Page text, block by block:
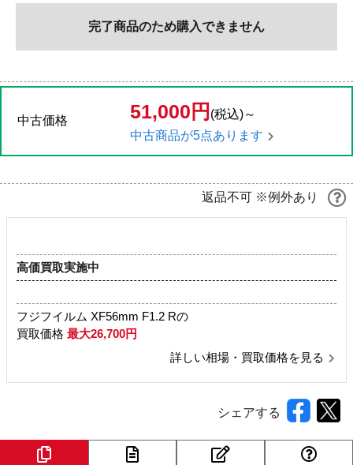
完了商品のため購入できません
中古価格 51,000円 (税込)～
中古商品が5点あります
返品不可 ※例外あり
高価買取実施中
フジフイルム XF56mm F1.2 Rの
買取価格 最大26,700円
詳しい相場・買取価格を見る
シェアする